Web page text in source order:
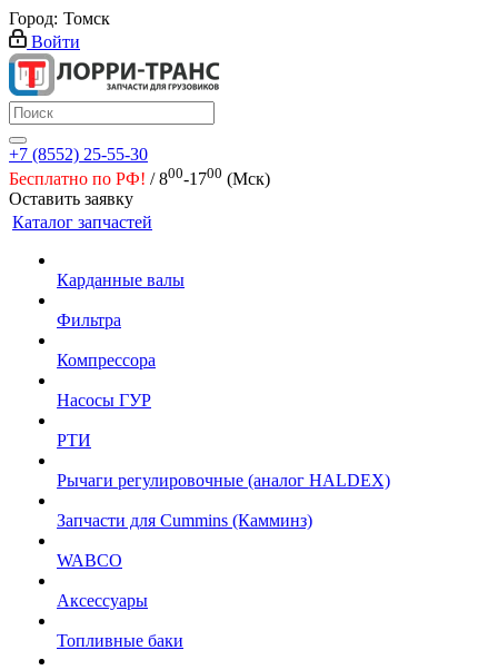
Город: Томск
Войти
+7 (8552) 25-55-30
Бесплатно по РФ! / 800-1700 (Мск)
Оставить заявку
Каталог запчастей
Карданные валы
Фильтра
Компрессора
Насосы ГУР
РТИ
Рычаги регулировочные (аналог HALDEX)
Запчасти для Cummins (Камминз)
WABCO
Аксессуары
Топливные баки